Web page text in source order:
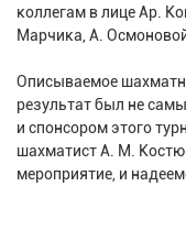
коллегам в лице Ар.
Марчика, А.
Описываемое
результат был не
и спонсором этого
шахматист А. М.
мероприятие, и